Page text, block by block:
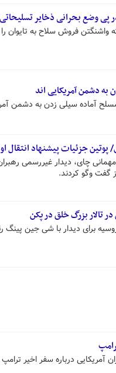
پی وضع بحرانی ذخایر تسلیحاتی
سلاح به تایوان را به ارزش ۱۴ میلیارد دلار
به دشمن آمریکایی اند
آماده سیلی زدن به دشمن
جزئیات پیشنهاد انتقال
چای، دیدار غیررسمی
گفت وگو کردند.
تالار بزرگ خلق در پکن
برای دیدار با شی جین
آمریکایی درباره سفر اخیر